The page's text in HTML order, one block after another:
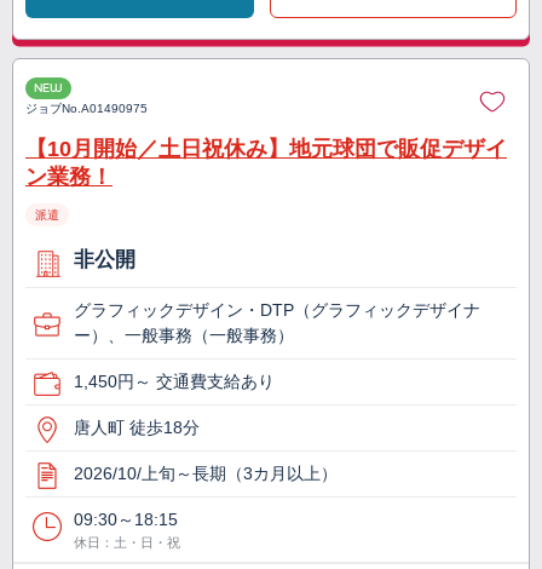
NEW
ジョブNo.A01490975
【10月開始／土日祝休み】地元球団で販促デザイ
ン業務！
派遣
非公開
グラフィックデザイン・DTP（グラフィックデザイナ
ー）、一般事務（一般事務）
1,450円～ 交通費支給あり
唐人町 徒歩18分
2026/10/上旬～長期（3カ月以上）
09:30～18:15
休日：土・日・祝